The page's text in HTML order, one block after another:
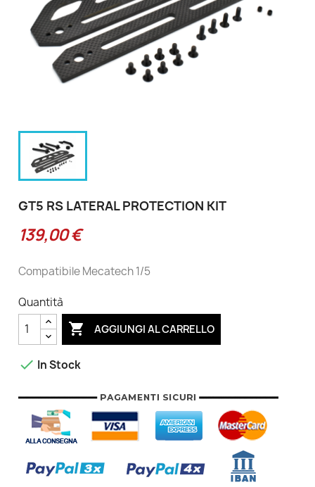
GT5 RS LATERAL PROTECTION KIT
139,00 €
Compatibile Mecatech 1/5
Quantità
 AGGIUNGI AL CARRELLO
 In Stock